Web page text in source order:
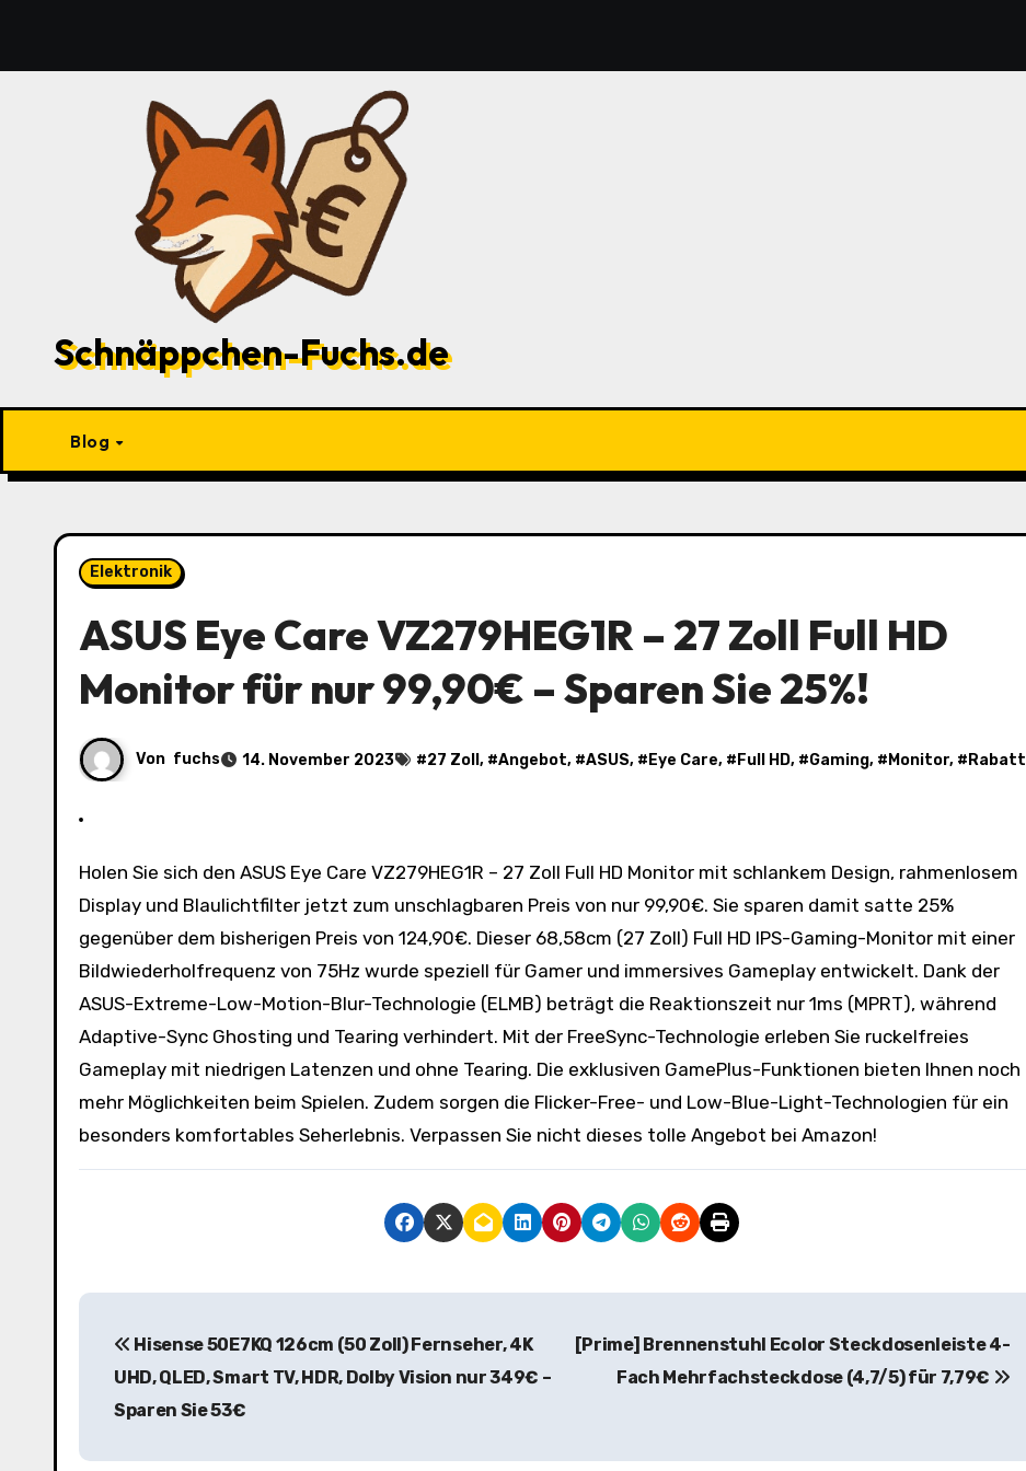
springen
Schnäppchen-Fuchs.de
Blog
Elektronik
ASUS Eye Care VZ279HEG1R – 27 Zoll Full HD
Monitor für nur 99,90€ – Sparen Sie 25%!
Von fuchs 14. November 2023 #27 Zoll , #Angebot, #ASUS, # Eye Care, # Full HD, #Gaming, # Monitor, # Rabatt
Holen Sie sich den ASUS Eye Care VZ279HEG1R – 27 Zoll Full HD Monitor mit schlankem Design, rahmenlosem
Display und Blaulichtfilter jetzt zum unschlagbaren Preis von nur 99,90€. Sie sparen damit satte 25%
gegenüber dem bisherigen Preis von 124,90€. Dieser 68,58cm (27 Zoll) Full HD IPS-Gaming-Monitor mit einer
Bildwiederholfrequenz von 75Hz wurde speziell für Gamer und immersives Gameplay entwickelt. Dank der
ASUS-Extreme-Low-Motion-Blur-Technologie (ELMB) beträgt die Reaktionszeit nur 1ms (MPRT), während
Adaptive-Sync Ghosting und Tearing verhindert. Mit der FreeSync-Technologie erleben Sie ruckelfreies
Gameplay mit niedrigen Latenzen und ohne Tearing. Die exklusiven GamePlus-Funktionen bieten Ihnen noch
mehr Möglichkeiten beim Spielen. Zudem sorgen die Flicker-Free- und Low-Blue-Light-Technologien für ein
besonders komfortables Seherlebnis. Verpassen Sie nicht dieses tolle Angebot bei Amazon!
B
t
Hisense 50E7KQ 126cm (50 Zoll) Fernseher, 4K
UHD, QLED, Smart TV, HDR, Dolby Vision nur 349€ –
Sparen Sie 53€
[Prime] Brennenstuhl Ecolor Steckdosenleiste 4-
Fach Mehrfachsteckdose (4,7/5) für 7,79€